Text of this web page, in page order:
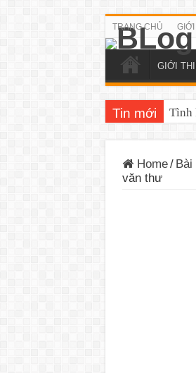
TRANG CHỦ
GIỚI
Tin mới Tình
Home/ Bài
văn thư